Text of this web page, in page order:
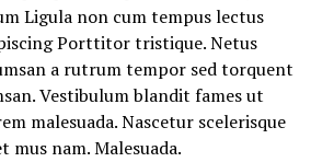
Ligula non cum tempus lectus
Porttitor tristique. Netus
a rutrum tempor sed torquent
Vestibulum blandit fames ut
malesuada. Nascetur scelerisque
nam. Malesuada.